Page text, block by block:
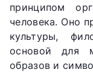
принципом
человека. Оно
культуры,
основой для
образов и